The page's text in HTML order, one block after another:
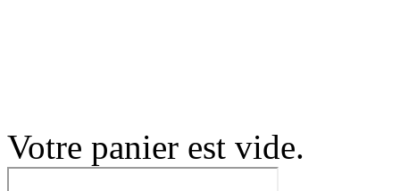
Votre panier est vide.